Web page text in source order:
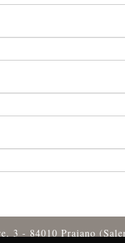
3 - 84010 Praiano